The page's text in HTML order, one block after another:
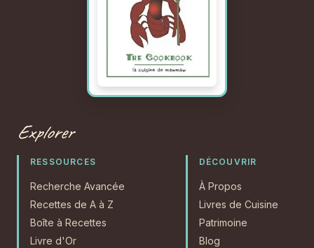
Explorer
RESSOURCES
Recherche Avancée
Recettes de A à Z
Boîte à Recettes
Livre d'Or
DÉCOUVRIR
À Propos
Livres de Cuisine
Patrimoine
Blog